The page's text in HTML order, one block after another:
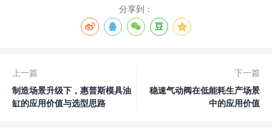
分享到：
上一篇
制造场景升级下，惠普斯模具油
缸的应用价值与选型思路
下一篇
稳速气动阀在低能耗生产场景
中的应用价值